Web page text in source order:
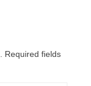
Required fields